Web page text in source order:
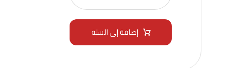
إضافة إلى السلة